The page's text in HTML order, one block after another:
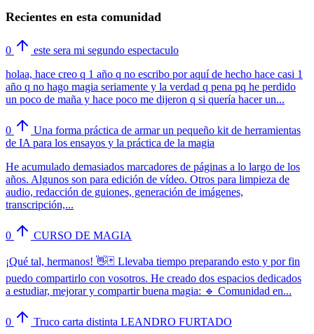
Recientes en esta comunidad
0
este sera mi segundo espectaculo
holaa, hace creo q 1 año q no escribo por aquí de hecho hace casi 1
año q no hago magia seriamente y la verdad q pena pq he perdido
un poco de maña y hace poco me dijeron q si quería hacer un...
0
Una forma práctica de armar un pequeño kit de herramientas
de IA para los ensayos y la práctica de la magia
He acumulado demasiados marcadores de páginas a lo largo de los
años. Algunos son para edición de vídeo. Otros para limpieza de
audio, redacción de guiones, generación de imágenes,
transcripción,...
0 CURSO DE MAGIA
¡Qué tal, hermanos! 👋🃏 Llevaba tiempo preparando esto y por fin
puedo compartirlo con vosotros. He creado dos espacios dedicados
a estudiar, mejorar y compartir buena magia: 🔹 Comunidad en...
0
Truco carta distinta LEANDRO FURTADO